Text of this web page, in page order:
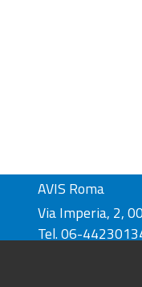
AVIS Roma
Via Imperia, 2,
Tel. 06-